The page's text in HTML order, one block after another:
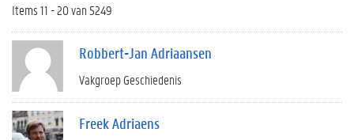
Items 11 - 20 van 5249
Robbert-Jan Adriaansen
Vakgroep Geschiedenis
Freek Adriaens